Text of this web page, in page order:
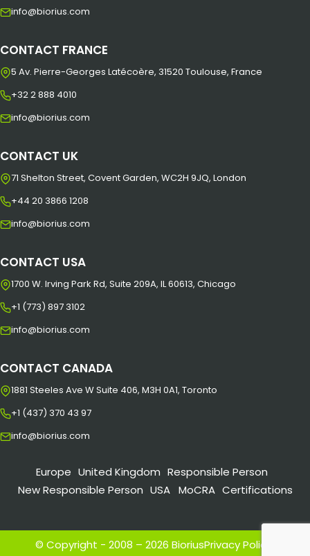
info@biorius.com
CONTACT FRANCE
5 Av. Pierre-Georges Latécoère, 31520 Toulouse, France
+32 2 888 4010
info@biorius.com
CONTACT UK
71 Shelton Street, Covent Garden, WC2H 9JQ, London
+44 20 3866 1208
info@biorius.com
CONTACT USA
1700 W. Irving Park Rd, Suite 209A, IL 60613, Chicago
+1 (773) 897 3102
info@biorius.com
CONTACT CANADA
1881 Steeles Ave W Suite 406, M3H 0A1, Toronto
+1 (437) 370 43 97
info@biorius.com
Europe United Kingdom Responsible Person
New Responsible Person USA MoCRA Certifications
© Copyright - 2008 – 2026 BioriusPrivacy Policy